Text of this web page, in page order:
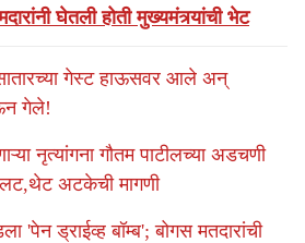
घेतली होती मुख्यमंत्र्यांची भेट
गेस्ट हाऊसवर आले अन्‌
गेले!
नृत्यांगना गौतम पाटीलच्या अडचणी
अटकेची मागणी
'पेन ड्राईव्ह बॉम्ब'; बोगस मतदारांची